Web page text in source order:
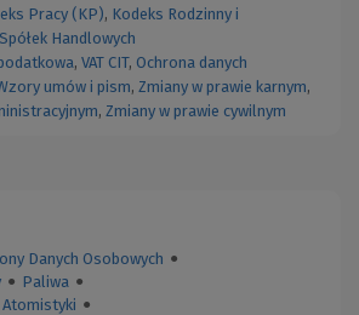
Pracy (KP), Kodeks Rodzinny i
Handlowych
, VAT CIT, Ochrona danych
umów i pism, Zmiany w prawie karnym,
, Zmiany w prawie cywilnym
Danych Osobowych ●
● Paliwa ●
●